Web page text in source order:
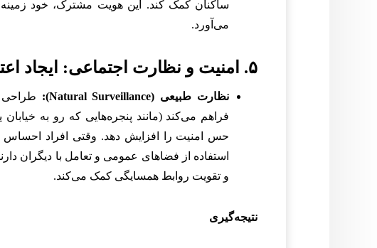
ساکنان کمک کند. این هویت مشترک، خود زمینه
می‌آورد.
۵. امنیت و نظارت اجتماعی: ایجاد اعتماد
نظارت طبیعی (Natural Surveillance):
طراحی
فراهم می‌کند (مانند پنجره‌هایی که رو به
حس امنیت را افزایش دهد. وقتی افراد احساس
استفاده از فضاهای عمومی و تعامل با دیگران
و تقویت روابط همسایگی کمک می‌کند.
نتیجه‌گیری